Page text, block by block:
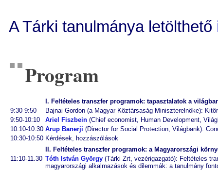
A Tárki tanulmánya letölthető
Program
I. Feltételes transzfer programok: tapasztalatok a
9:30-9:50
Bajnai Gordon (a Magyar Köztársaság Miniszterelnöke):
9:50-10:10
Ariel Fiszbein (Chief economist, Human Development,
10:10-10:30 Arup Banerji (Director for Social Protection, Világbank):
10:30-10:50 Kérdések, hozzászólások
II. Feltételes transzfer programok: a Magyarországi
11:10-11.30 Tóth István György (Tárki Zrt, vezérigazgató): Feltételes
magyarországi alkalmazások és dilemmák: a tanulmány